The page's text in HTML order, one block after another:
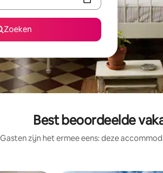
Zoeken
Best beoordeelde
Gasten zijn het ermee eens: deze